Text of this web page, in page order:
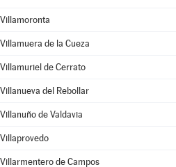
Villamoronta
Villamuera de la Cueza
Villamuriel de Cerrato
Villanueva del Rebollar
Villanuño de Valdavia
Villaprovedo
Villarmentero de Campos